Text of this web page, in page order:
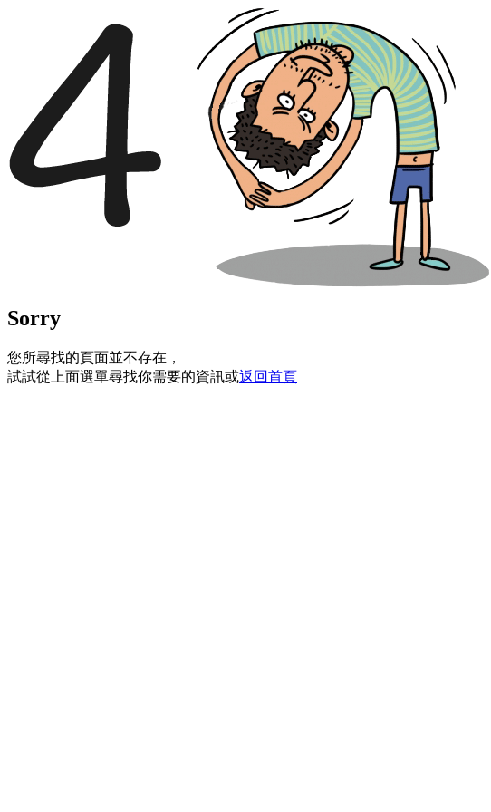
Sorry
您所尋找的頁面並不存在，
試試從上面選單尋找你需要的資訊或返回首頁